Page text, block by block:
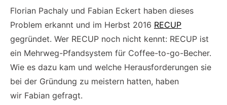
Florian Pachaly und Fabian Eckert haben dieses
Problem erkannt und im Herbst 2016 RECUP
gegründet. Wer RECUP noch nicht kennt: RECUP ist
ein Mehrweg-Pfandsystem für Coffee-to-go-Becher.
Wie es dazu kam und welche Herausforderungen sie
bei der Gründung zu meistern hatten, haben
wir Fabian gefragt.